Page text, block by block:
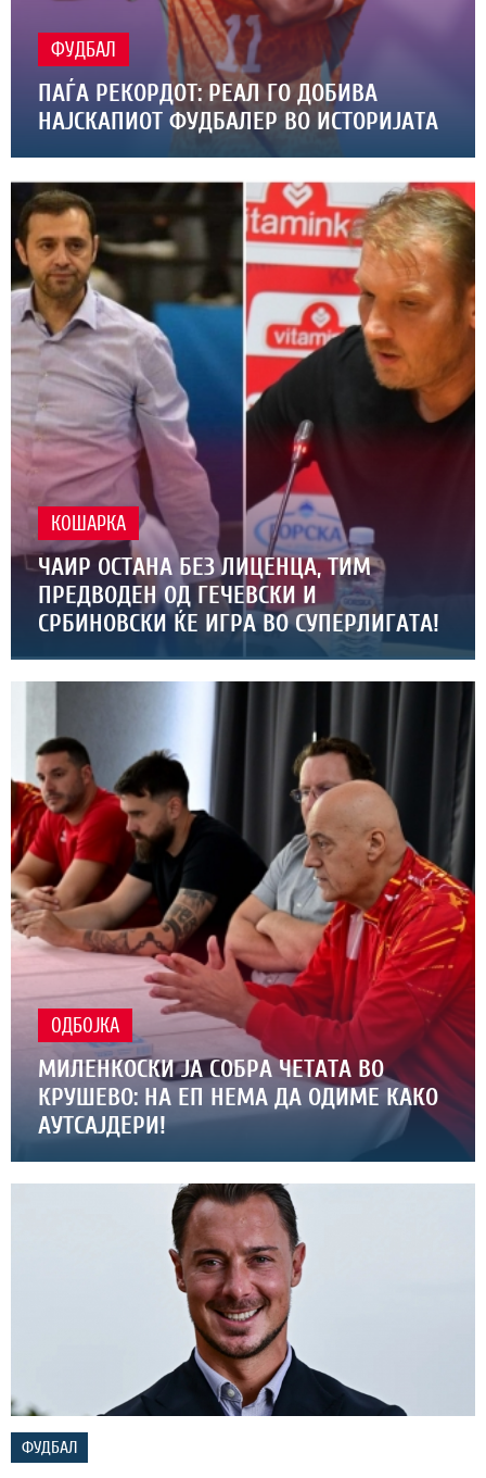
ФУДБАЛ
ПАЃА РЕКОРДОТ: РЕАЛ ГО ДОБИВА
НАЈСКАПИОТ ФУДБАЛЕР ВО ИСТОРИЈАТА
КОШАРКА
ЧАИР ОСТАНА БЕЗ ЛИЦЕНЦА, ТИМ
ПРЕДВОДЕН ОД ГЕЧЕВСКИ И
СРБИНОВСКИ ЌЕ ИГРА ВО СУПЕРЛИГАТА!
ОДБОЈКА
МИЛЕНКОСКИ ЈА СОБРА ЧЕТАТА ВО
КРУШЕВО: НА ЕП НЕМА ДА ОДИМЕ КАКО
АУТСАЈДЕРИ!
ФУДБАЛ